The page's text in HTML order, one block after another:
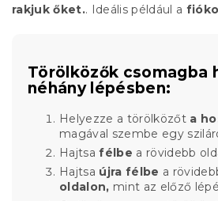
rakjuk őket.. Ideális például a
Törölközők csomagba
néhány lépésben:
Helyezze a törölközőt a
magával szembe egy
Hajtsafélbe a rövidebb
Hajtsa újra félbe a
oldalon, mint az előző